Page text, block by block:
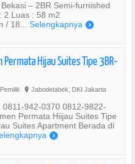
– 2BR Semi-furnished
2 Luas : 58 m2
/ 18... Selengkapnya )
Hijau Suites Tipe 3BR-
Pemilik ? Jabodetabek, DKI Jakarta
0811-942-0370 0812-9822-
Permata Hiijau Suites Tipe
Suites Apartment Berada di
)